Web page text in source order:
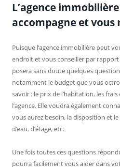
L’agence
accompagne et vous
Puisque l’agence immobilière peut
endroit et vous conseiller par
posera sans doute quelques
notamment le budget que vous
savoir : le prix de l’habitation, les
l’agence. Elle voudra également
vous aurez besoin, la disposition et
d’eau, d’étage, etc.
Une fois toutes ces questions
pourra facilement vous aider dans